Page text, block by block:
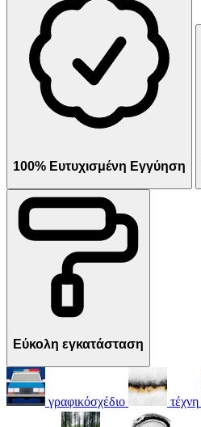
100% Ευτυχισμένη Εγγύηση
Εύκολη εγκατάσταση
γραφικόσχέδιο τέχνη